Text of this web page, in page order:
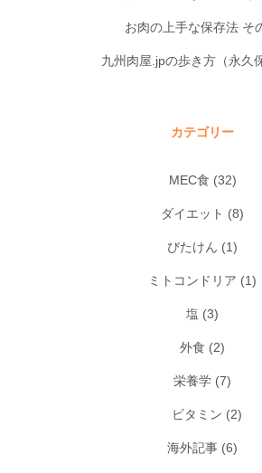
お肉の上手な保存法 そ
九州肉屋.jpの歩き方（永久
カテゴリー
MEC食 (32)
ダイエット (8)
びたけん (1)
ミトコンドリア (1)
塩 (3)
外食 (2)
栄養学 (7)
ビタミン (2)
海外記事 (6)